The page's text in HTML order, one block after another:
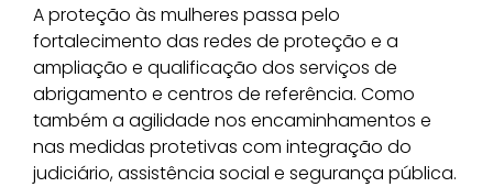
A proteção às mulheres passa pelo
fortalecimento das redes de proteção e a
ampliação e qualificação dos serviços de
abrigamento e centros de referência. Como
também a agilidade nos encaminhamentos e
nas medidas protetivas com integração do
judiciário, assistência social e segurança pública.